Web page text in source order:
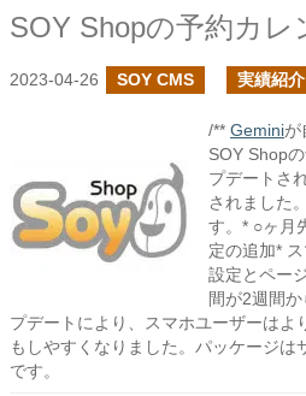
2023-04-26 SOY CMS 実績紹介
/** Geminiが
SOY Shop
プデートさ
されました
す。* ○ヶ月
定の追加*
設定とペー
間が2週間
プデートにより、スマホユーザーはよ
もしやすくなりました。パッケージは
です。